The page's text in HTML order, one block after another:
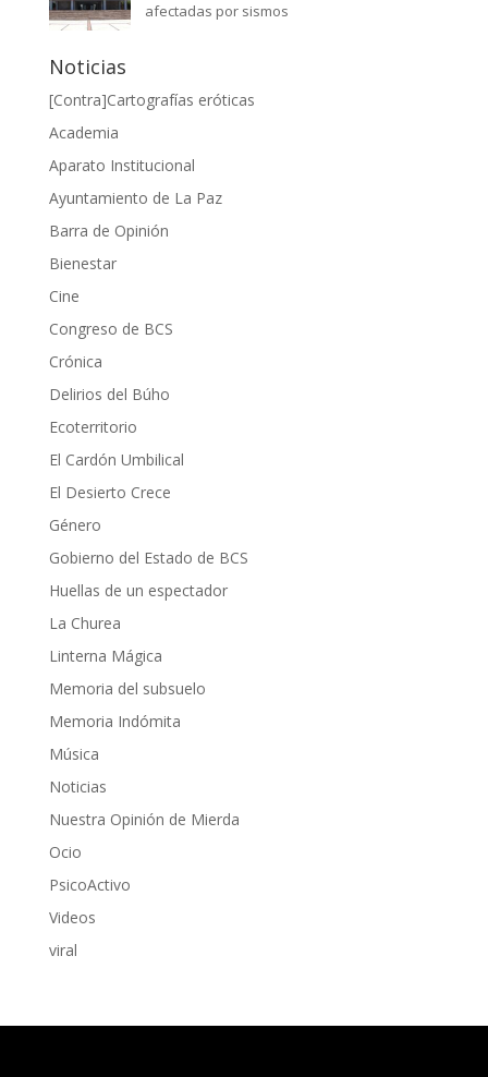
afectadas por sismos
Noticias
[Contra]Cartografías eróticas
Academia
Aparato Institucional
Ayuntamiento de La Paz
Barra de Opinión
Bienestar
Cine
Congreso de BCS
Crónica
Delirios del Búho
Ecoterritorio
El Cardón Umbilical
El Desierto Crece
Género
Gobierno del Estado de BCS
Huellas de un espectador
La Churea
Linterna Mágica
Memoria del subsuelo
Memoria Indómita
Música
Noticias
Nuestra Opinión de Mierda
Ocio
PsicoActivo
Videos
viral